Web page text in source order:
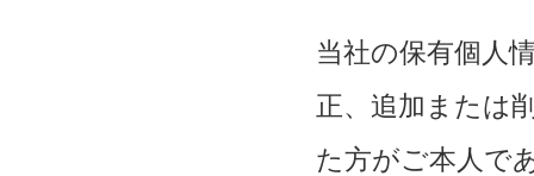
当社の保有個人
正、追加または
た方がご本人で